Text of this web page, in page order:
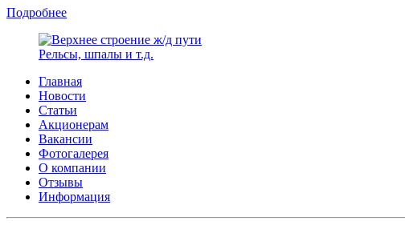
Подробнее
Рельсы, шпалы и т.д.
Главная
Новости
Статьи
Акционерам
Вакансии
Фотогалерея
О компании
Отзывы
Информация